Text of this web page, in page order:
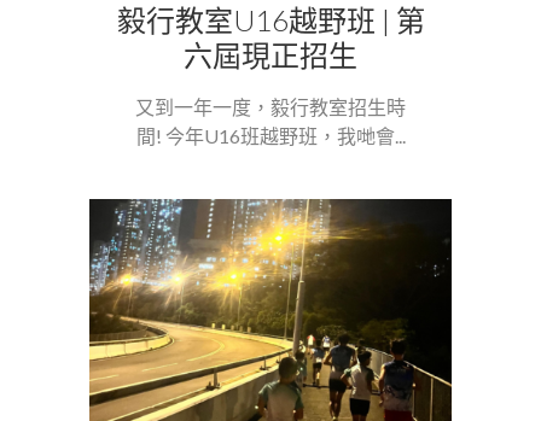
毅行教室U16越野班 | 第
六屆現正招生
又到一年一度，毅行教室招生時
間! 今年U16班越野班，我哋會...